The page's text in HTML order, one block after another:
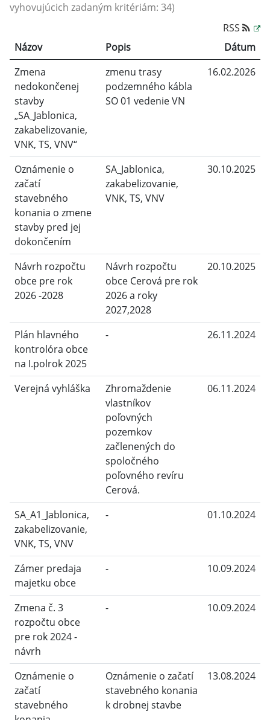
vyhovujúcich zadaným kritériám: 34)
RSS
Názov
Popis
Dátum
Zmena
nedokončenej
stavby
„SA_Jablonica,
zakabelizovanie,
VNK, TS, VNV“
zmenu trasy
podzemného kábla
SO 01 vedenie VN
16.02.2026
Oznámenie o
začatí
stavebného
konania o zmene
stavby pred jej
dokončením
SA_Jablonica,
zakabelizovanie,
VNK, TS, VNV
30.10.2025
Návrh rozpočtu
obce pre rok
2026 -2028
Návrh rozpočtu
obce Cerová pre rok
2026 a roky
2027,2028
20.10.2025
Plán hlavného
kontrolóra obce
na I.polrok 2025
- 26.11.2024
Verejná vyhláška
Zhromaždenie
vlastníkov
poľovných
pozemkov
začlenených do
spoločného
poľovného revíru
Cerová.
06.11.2024
SA_A1_Jablonica,
zakabelizovanie,
VNK, TS, VNV
- 01.10.2024
Zámer predaja
majetku obce
- 10.09.2024
Zmena č. 3
rozpočtu obce
pre rok 2024 -
návrh
- 10.09.2024
Oznámenie o
začatí
stavebného
Oznámenie o začatí
stavebného konania
k drobnej stavbe
13.08.2024